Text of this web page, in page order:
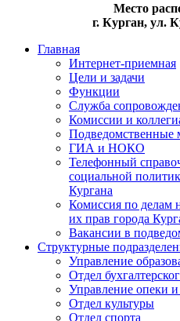
Место
г. Курган, ул.
Главная
Интернет-приемная
Цели и задачи
Функции
Служба
Комиссии и
Подведомственные
ГИА и НОКО
Телефонный
социальной
Кургана
Комиссия по делам
их прав города
Вакансии в
Структурные
Управление
Отдел
Управление опеки и
Отдел культуры
Отдел спорта